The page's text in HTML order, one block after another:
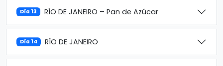
Día 13 RÍO DE JANEIRO – Pan de Azúcar
Día 14 RÍO DE JANEIRO